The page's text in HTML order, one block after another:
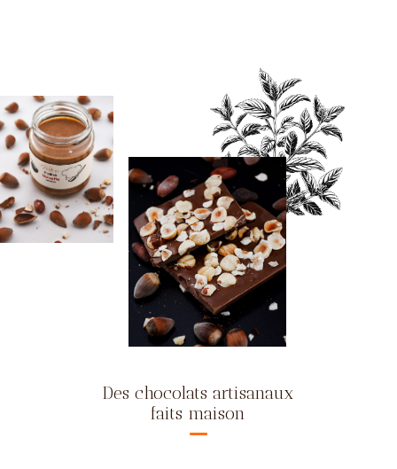
Des chocolats artisanaux
faits maison